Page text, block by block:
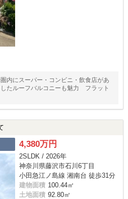
内にスーパー・コンビニ・飲食店があ
たルーフバルコニーも魅力 フラット
4,380万円
2SLDK / 2026年
神奈川県藤沢市石川6丁目
小田急江ノ島線 湘南台 徒歩31分
建物面積 100.44㎡
土地面積 92.80㎡